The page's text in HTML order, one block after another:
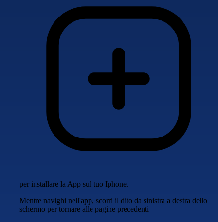
per installare la App sul tuo Iphone.
Mentre navighi nell'app, scorri il dito da sinistra a destra dello
schermo per tornare alle pagine precedenti